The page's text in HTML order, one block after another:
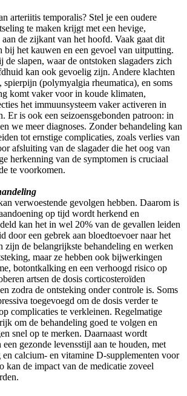
arteriitis temporalis? Stel je een oudere
te maken krijgt met een hevige,
de zijkant van het hoofd. Vaak gaat dit
bij het kauwen en een gevoel van uitputting.
slapen, waar de ontstoken slagaders zich
kan ook gevoelig zijn. Andere klachten
spierpijn (polymyalgia rheumatica), en soms
komt vaker voor in koude klimaten,
het immuunsysteem vaker activeren in
Er is ook een seizoensgebonden patroon: in
we meer diagnoses. Zonder behandeling kan
tot ernstige complicaties, zoals verlies van
afsluiting van de slagader die het oog van
herkenning van de symptomen is cruciaal
te voorkomen.
verwoestende gevolgen hebben. Daarom is
op tijd wordt herkend en
kan het in wel 20% van de gevallen leiden
door een gebrek aan bloedtoevoer naar het
zijn de belangrijkste behandeling en werken
maar ze hebben ook bijwerkingen
botontkalking en een verhoogd risico op
artsen de dosis corticosteroïden
zodra de ontsteking onder controle is. Soms
toegevoegd om de dosis verder te
complicaties te verkleinen. Regelmatige
om de behandeling goed te volgen en
snel op te merken. Daarnaast wordt
een gezonde levensstijl aan te houden, met
calcium- en vitamine D-supplementen voor
kan de impact van de medicatie zoveel